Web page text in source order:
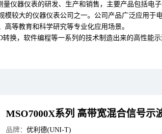
仪器仪表的研发、生产和销售，主要产品包括电
模较大的仪器仪表公司之一。公司产品广泛应用于
高等教育和科学研究等专业化应用场景。
换，软件编程等一系列的技术制造出来的高性能
MSO7000X系列 高带宽混合信号示
品牌： 优利德(UNI-T)